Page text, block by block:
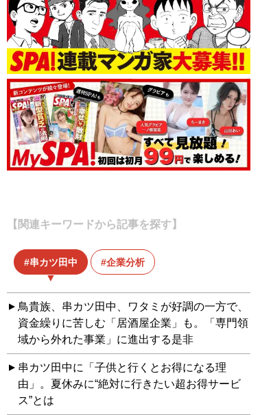
【関連キーワードから記事を探す】
串カツ田中 企業分析
鳥貴族、串カツ田中、ワタミが好調の一方で、
資金繰りに苦しむ「居酒屋企業」も。「専門領
域から外れた事業」に進出する是非
串カツ田中に「子供と行くとお得になる理
由」。夏休みに“絶対に行きたい超お得サービ
ス”とは